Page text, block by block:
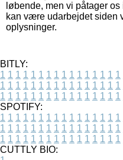
løbende, men vi påtager
kan være udarbejdet siden
oplysninger.
BITLY:
1 1 1 1 1 1 1 1 1 1 1 1 1 1 1 1
1 1 1 1 1 1 1 1 1 1 1 1 1 1 1 1
1 1 1 1 1 1 1 1 1 1 1 1 1 1 1 1
SPOTIFY:
1 1 1 1 1 1 1 1 1 1 1 1 1 1 1 1
1 1 1 1 1 1 1 1 1 1 1 1 1 1 1 1
1 1 1 1 1 1 1 1 1 1 1 1 1 1 1 1
CUTTLY BIO: